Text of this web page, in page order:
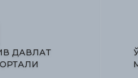
ХИЗМАТИ